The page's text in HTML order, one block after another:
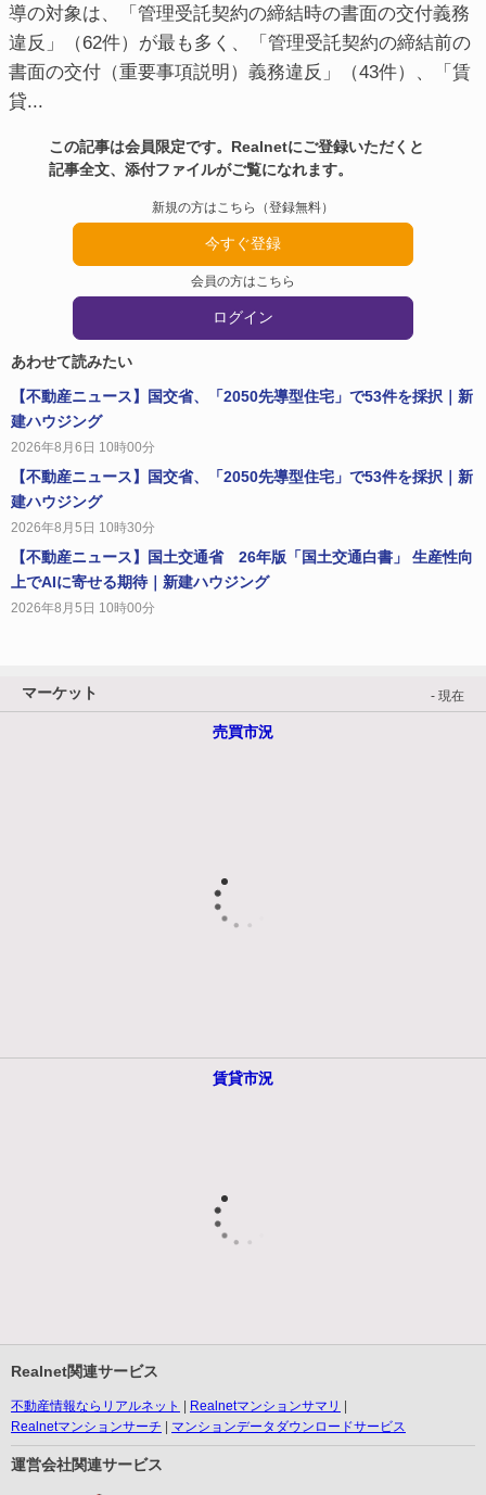
導の対象は、「管理受託契約の締結時の書面の交付義務
違反」（62件）が最も多く、「管理受託契約の締結前の
書面の交付（重要事項説明）義務違反」（43件）、「賃
貸...
この記事は会員限定です。Realnetにご登録いただくと
記事全文、添付ファイルがご覧になれます。
新規の方はこちら（登録無料）
今すぐ登録
会員の方はこちら
ログイン
あわせて読みたい
【不動産ニュース】国交省、「2050先導型住宅」で53件を採択｜新
建ハウジング
2026年8月6日 10時00分
【不動産ニュース】国交省、「2050先導型住宅」で53件を採択｜新
建ハウジング
2026年8月5日 10時30分
【不動産ニュース】国土交通省 26年版「国土交通白書」 生産性向
上でAIに寄せる期待｜新建ハウジング
2026年8月5日 10時00分
マーケット - 現在
売買市況
賃貸市況
Realnet関連サービス
不動産情報ならリアルネット
Realnetマンションサマリ
Realnetマンションサーチ
マンションデータダウンロードサービス
運営会社関連サービス